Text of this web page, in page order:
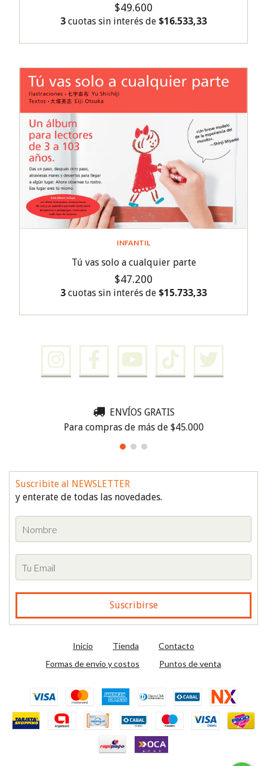
$49.600
3 cuotas sin interés de $16.533,33
INFANTIL
Tú vas solo a cualquier parte
$47.200
3 cuotas sin interés de $15.733,33
ENVÍOS GRATIS
Para compras de más de $45.000
Suscribite al NEWSLETTER
y enterate de todas las novedades.
Inicio Tienda
Contacto
Formas de envío y costos
Puntos de venta